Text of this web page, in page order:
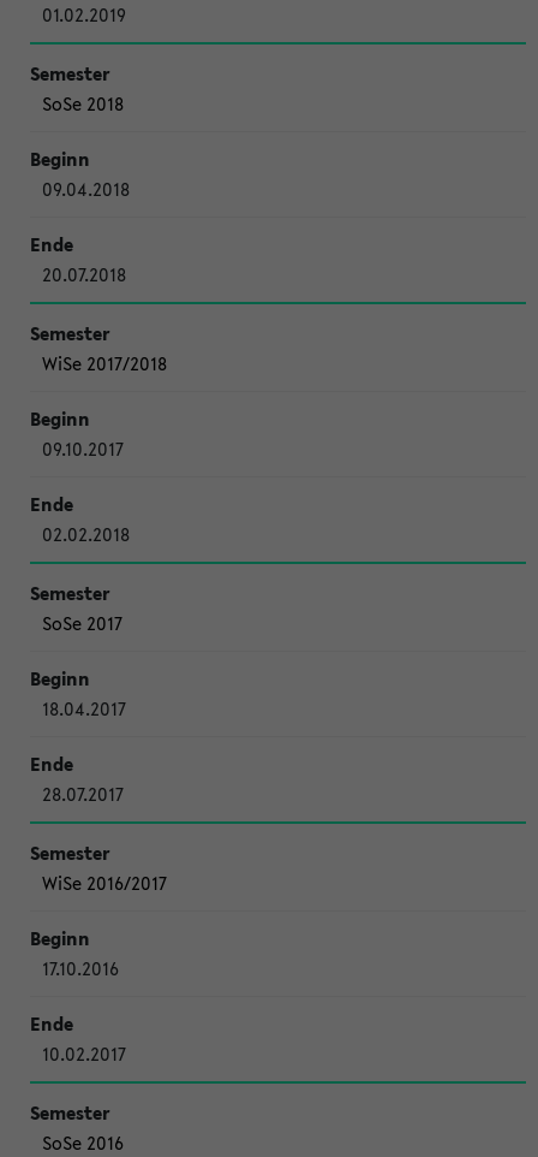
01.02.2019
SoSe 2018
09.04.2018
20.07.2018
WiSe 2017/2018
09.10.2017
02.02.2018
SoSe 2017
18.04.2017
28.07.2017
WiSe 2016/2017
17.10.2016
10.02.2017
SoSe 2016